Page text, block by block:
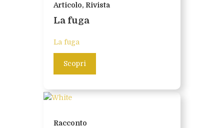
Articolo, Rivista
La fuga
La fuga
Scopri
Racconto